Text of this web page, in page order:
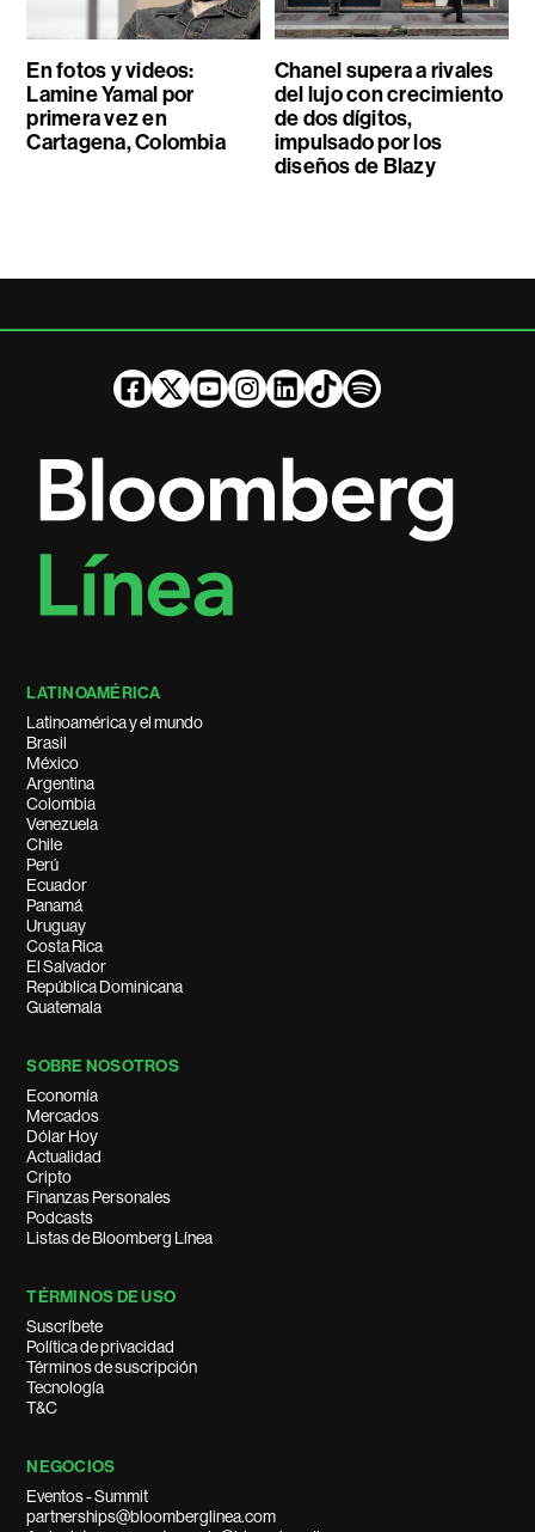
En fotos y videos:
Lamine Yamal por
primera vez en
Cartagena, Colombia
Chanel supera a rivales
del lujo con crecimiento
de dos dígitos,
impulsado por los
diseños de Blazy
LATINOAMÉRICA
Latinoamérica y el mundo
Brasil
México
Argentina
Colombia
Venezuela
Chile
Perú
Ecuador
Panamá
Uruguay
Costa Rica
El Salvador
República Dominicana
Guatemala
SOBRE NOSOTROS
Economía
Mercados
Dólar Hoy
Actualidad
Cripto
Finanzas Personales
Podcasts
Listas de Bloomberg Línea
TÉRMINOS DE USO
Suscríbete
Política de privacidad
Términos de suscripción
Tecnología
T&C
NEGOCIOS
Eventos - Summit
partnerships@bloomberglinea.com